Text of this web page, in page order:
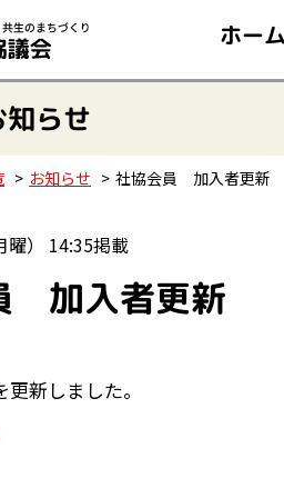
ホー
知らせ
お知らせ 社協会員 加入者更新
曜） 14:35掲載
加入者更新
更新しました。